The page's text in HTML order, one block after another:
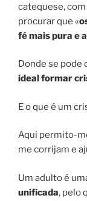
catequese, com
procurar que «
fé mais pura e
Donde se pode
ideal formar
E o que é um
Aqui permito-
me corrijam e
Um adulto é
unificada, pelo